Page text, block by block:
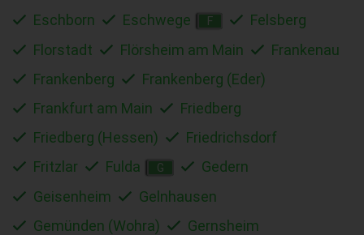
Eschborn
Eschwege F
Felsberg
Florstadt
Flörsheim am Main
Frankenau
Frankenberg
Frankenberg (Eder)
Frankfurt am Main
Friedberg
Friedberg (Hessen)
Friedrichsdorf
Fritzlar
Fulda G
Gedern
Geisenheim
Gelnhausen
Gemünden (Wohra)
Gernsheim